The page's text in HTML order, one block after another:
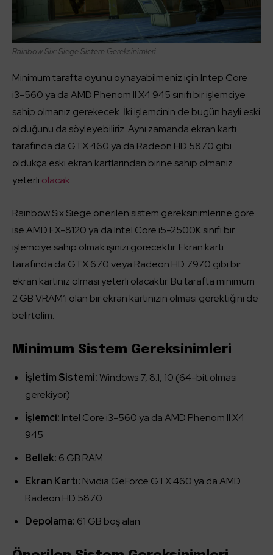
Rainbow Six: Siege Sistem Gereksinimleri
Minimum tarafta oyunu oynayabilmeniz için Intep Core
i3-560 ya da AMD Phenom II X4 945 sınıfı bir işlemciye
sahip olmanız gerekecek. İki işlemcinin de bugün hayli eski
olduğunu da söyleyebiliriz. Aynı zamanda ekran kartı
tarafında da GTX 460 ya da Radeon HD 5870 gibi
oldukça eski ekran kartlarından birine sahip olmanız
yeterli olacak.
Rainbow Six Siege önerilen sistem gereksinimlerine göre
ise AMD FX-8120 ya da Intel Core i5-2500K sınıfı bir
işlemciye sahip olmak işinizi görecektir. Ekran kartı
tarafında da GTX 670 veya Radeon HD 7970 gibi bir
ekran kartınız olması yeterli olacaktır. Bu tarafta minimum
2 GB VRAM’i olan bir ekran kartınızın olması gerektiğini de
belirtelim.
Minimum Sistem Gereksinimleri
İşletim Sistemi:Windows 7, 8.1, 10 (64-bit olması
gerekiyor)
İşlemci: Intel Core i3-560 ya da AMD Phenom II X4
945
Bellek: 6 GB RAM
Ekran Kartı: Nvidia GeForce GTX 460 ya da AMD
Radeon HD 5870
Depolama: 61 GB boş alan